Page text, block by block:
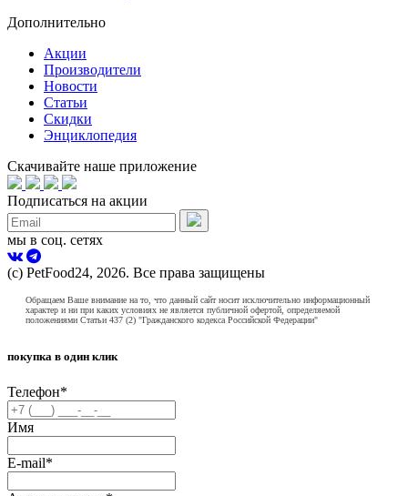
Дополнительно
Акции
Производители
Новости
Статьи
Скидки
Энциклопедия
Скачивайте наше приложение
Подписаться на акции
мы в соц. сетях
(с) PetFood24, 2026. Все права защищены
Обращаем Ваше внимание на то, что данный сайт носит исключительно информационный
характер и ни при каких условиях не является публичной офертой, определяемой
положениями Статьи 437 (2) "Гражданского кодекса Российской Федерации"
покупка в один клик
Телефон*
Имя
E-mail*